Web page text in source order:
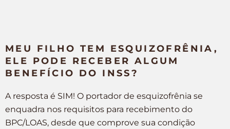
MEU FILHO TEM ESQUIZOFRÊNIA,
ELE PODE RECEBER ALGUM
BENEFÍCIO DO INSS?
A resposta é SIM! O portador de esquizofrênia se
enquadra nos requisitos para recebimento do
BPC/LOAS, desde que comprove sua condição